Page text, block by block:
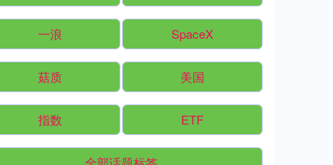
一浪 SpaceX
菇质 美国
指数 ETF